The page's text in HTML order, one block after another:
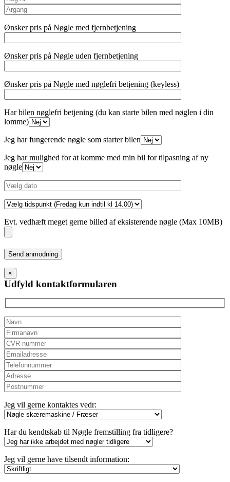
Ønsker pris på Nøgle med fjernbetjening
Ønsker pris på Nøgle uden fjernbetjening
Ønsker pris på Nøgle med nøglefri betjening (keyless)
Har bilen nøglefri betjening (du kan starte bilen med nøglen i din
lomme)
Jeg har fungerende nøgle som starter bilen
Jeg har mulighed for at komme med min bil for tilpasning af ny
nøgle
Evt. vedhæft meget gerne billed af eksisterende nøgle (Max 10MB)
Please
leave
this
field
empty.
×
Udfyld kontaktformularen
Jeg vil gerne kontaktes vedr:
Har du kendtskab til Nøgle fremstilling fra tidligere?
Jeg vil gerne have tilsendt information: